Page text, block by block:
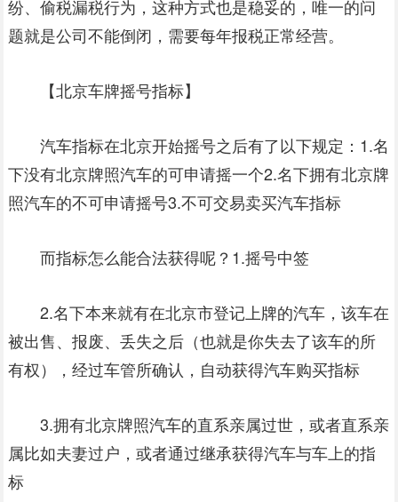
纷、偷税漏税行为，这种方式也是稳妥的，唯一的问
题就是公司不能倒闭，需要每年报税正常经营。
【北京车牌摇号指标】
汽车指标在北京开始摇号之后有了以下规定：1.名
下没有北京牌照汽车的可申请摇一个2.名下拥有北京牌
照汽车的不可申请摇号3.不可交易卖买汽车指标
而指标怎么能合法获得呢？ 1.摇号中签
2.名下本来就有在北京市登记上牌的汽车，该车在
被出售、报废、丢失之后（也就是你失去了该车的所
有权），经过车管所确认，自动获得汽车购买指标
3.拥有北京牌照汽车的直系亲属过世，或者直系亲
属比如夫妻过户，或者通过继承获得汽车与车上的指
标